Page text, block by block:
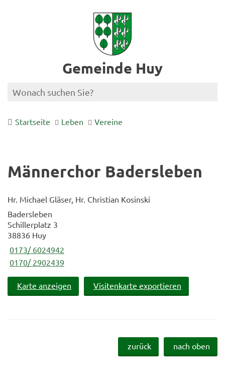
Gemeinde Huy
Startseite Leben Vereine
Männerchor Badersleben
Hr. Michael Gläser, Hr. Christian Kosinski
Badersleben
Schillerplatz 3
38836 Huy
0173/ 6024942
0170/ 2902439
Karte anzeigen Visitenkarte exportieren
zurück nach oben